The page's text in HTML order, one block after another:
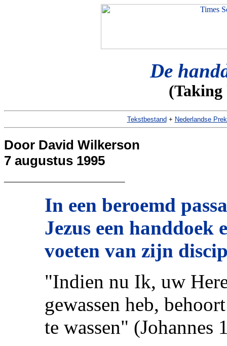
De
(Taking
Tekstbestand + Nederlandse
Door David Wilkerson
7 augustus 1995
In een beroemd
Jezus een handdoek
voeten van zijn
"Indien nu Ik, uw
gewassen heb,
te wassen" (Johannes